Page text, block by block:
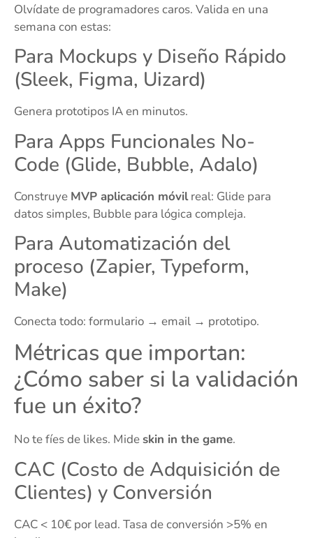
Olvídate de programadores caros. Valida en una
semana con estas:
Para Mockups y Diseño Rápido
(Sleek, Figma, Uizard)
Genera prototipos IA en minutos.
Para Apps Funcionales No-
Code (Glide, Bubble, Adalo)
Construye MVP aplicación móvilreal: Glide para
datos simples, Bubble para lógica compleja.
Para Automatización del
proceso (Zapier, Typeform,
Make)
Conecta todo: formulario → email → prototipo.
Métricas que importan:
¿Cómo saber si la validación
fue un éxito?
No te fíes de likes. Mideskin in the game.
CAC (Costo de Adquisición de
Clientes) y Conversión
CAC < 10€ por lead. Tasa de conversión >5% en